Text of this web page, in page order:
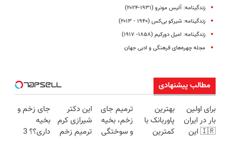
زندگینامه: آلیس مونرو (١٩٣١-۲۰۲۴)
زندگینامه: شیرکو بی‌کس (۱۹۴۰ - ۲۰۱۳)
زندگینامه: امیل دورکیم (۱۸۵۸- ۱۹۱۷)
مجله چهره‌های فرهنگی و ادبی جهان
مطالب پیشنهادی
برای اولین
بار در ایران
🇮🇷 این
بهترین
پاوربانک با
کمترین
ترمیم جای
زخم، بخیه
و سوختگی
این دکتر
شیرازی کرم
ترمیم زخم
جای زخم و
بخیه
داری؟؟ 3